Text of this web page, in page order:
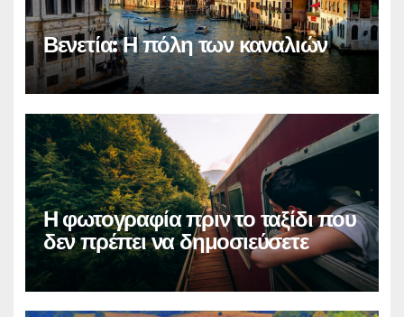
Βενετία: Η πόλη των καναλιών
Η φωτογραφία πριν το ταξίδι που
δεν πρέπει να δημοσιεύσετε